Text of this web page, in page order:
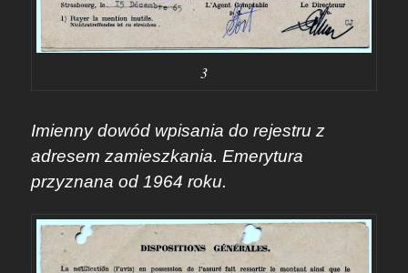
3
Imienny dowód wpisania do rejestru z
adresem zamieszkania. Emerytura
przyznana od 1964 roku.